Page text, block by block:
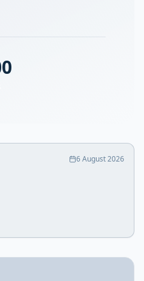
6 August 2026